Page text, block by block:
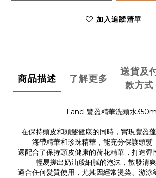
加入追蹤清單
商品描述 了解更多
送貨及
款方式
Fancl 豐盈精華洗頭水
在保持頭皮和頭髮健康的同時，實現豐盈蓬
海帶精華和珍珠精華，能充分保護頭髮
還配合了保持頭皮健康的荷花精華，打造彈
輕易搓出奶油般細膩的泡沫，散發清爽
適合任何髮質使用，尤其因經常燙染、游泳